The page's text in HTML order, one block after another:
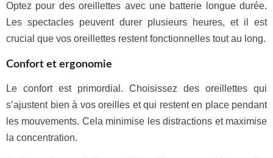
Optez pour des oreillettes avec une batterie longue durée.
Les spectacles peuvent durer plusieurs heures, et il est
crucial que vos oreillettes restent fonctionnelles tout au long.
Confort et ergonomie
Le confort est primordial. Choisissez des oreillettes qui
s’ajustent bien à vos oreilles et qui restent en place pendant
les mouvements. Cela minimise les distractions et maximise
la concentration.